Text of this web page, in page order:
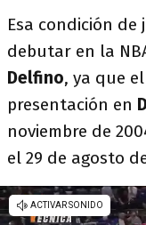
Esa condición
debutar en la
Delfino, ya que
presentación en
noviembre de
el 29 de agosto